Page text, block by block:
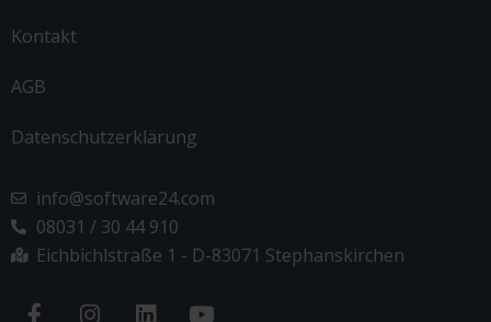
Kontakt
AGB
Datenschutzerklärung
info@software24.com
08031 / 30 44 910
Eichbichlstraße 1 - D-83071 Stephanskirchen